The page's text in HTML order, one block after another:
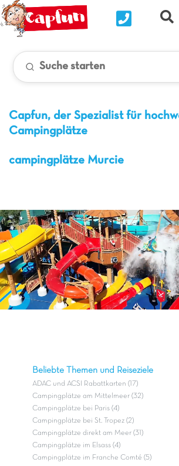
Nous
Suche starten
Capfun, der Spezialist für
Campingplätze
campingplätze Murcie
Beliebte Themen und Reiseziele
ADAC und ACSI Rabattkarten (17)
Campingplätze am Mittelmeer (32)
Campingplätze bei Paris (4)
Campingplätze bei St. Tropez (2)
Campingplätze direkt am Meer (31)
Campingplätze im Elsass (4)
Campingplätze im Franche Comté (5)